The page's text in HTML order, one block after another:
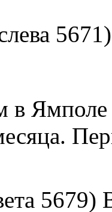
Ямполе
5679)